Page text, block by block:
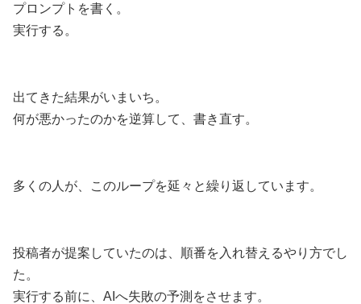
プロンプトを書く。
実行する。
出てきた結果がいまいち。
何が悪かったのかを逆算して、書き直す。
多くの人が、このループを延々と繰り返しています。
投稿者が提案していたのは、順番を入れ替えるやり方でし
た。
実行する前に、AIへ失敗の予測をさせます。